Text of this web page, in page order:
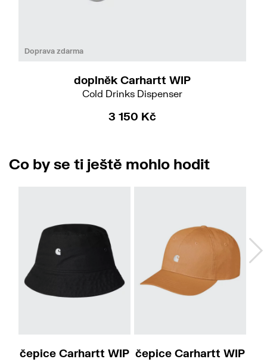
Doprava zdarma
doplněk Carhartt WIP
Cold Drinks Dispenser
3 150 Kč
Co by se ti ještě mohlo hodit
čepice Carhartt WIP čepice Carhartt WIP